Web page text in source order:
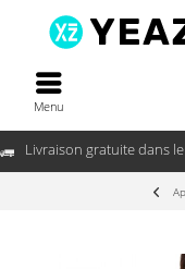
Livraison gratuite dans
Menu